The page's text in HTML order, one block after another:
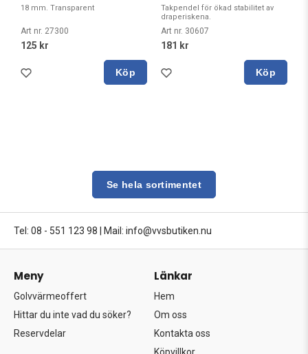
18 mm. Transparent
Art nr. 27300
125 kr
Köp
Takpendel för ökad stabilitet av
draperiskena.
Art nr. 30607
181 kr
Köp
Se hela sortimentet
Tel: 08 - 551 123 98 Mail: info@vvsbutiken.nu
Meny
Golvvärmeoffert
Hittar du inte vad du söker?
Reservdelar
Länkar
Hem
Om oss
Kontakta oss